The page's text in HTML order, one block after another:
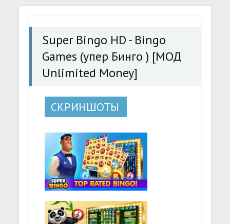
Bingo HD - Bingo Games (упер Бинго ) [МОД Unlimited
Super Bingo HD - Bingo
Games (упер Бинго ) [МОД
Unlimited Money]
СКРИНШОТЫ